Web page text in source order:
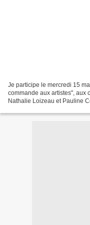
Je participe le mercredi 15
commande aux artistes", aux
Nathalie Loizeau et Pauline